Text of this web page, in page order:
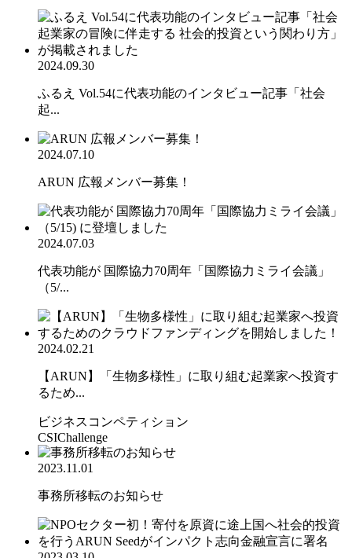
2024.09.30
ふるえ Vol.54に代表功能のインタビュー記事「社会
起...
2024.07.10
ARUN 広報メンバー募集！
2024.07.03
代表功能が 国際協力70周年「国際協力ミライ会議」
（5/...
2024.02.21
【ARUN】「生物多様性」に取り組む起業家へ投資す
るため...
ビジネスコンペティション
CSIChallenge
2023.11.01
事務所移転のお知らせ